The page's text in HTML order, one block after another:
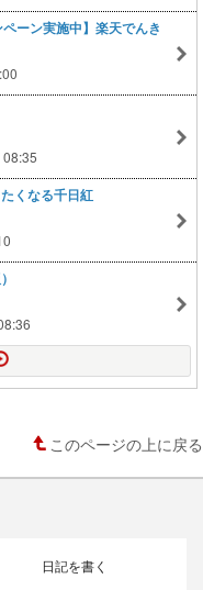
ーン実施中】楽天でんき
くなる千日紅
このページの上に戻る
日記を書く